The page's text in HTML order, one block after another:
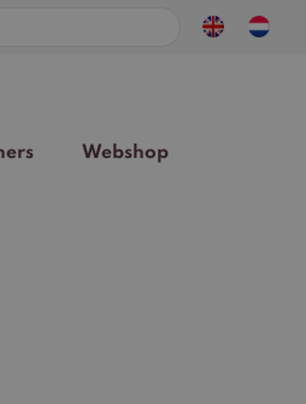
Zoeken
Webshop